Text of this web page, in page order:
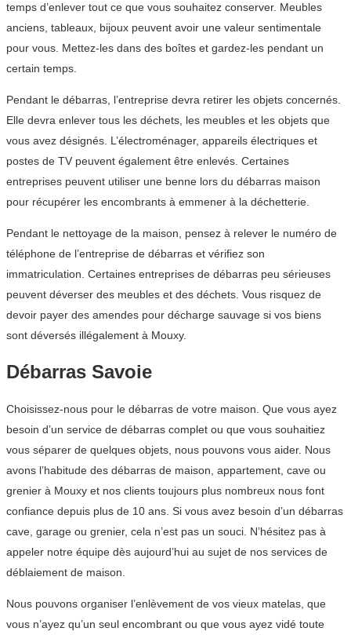
temps d’enlever tout ce que vous souhaitez conserver. Meubles
anciens, tableaux, bijoux peuvent avoir une valeur sentimentale
pour vous. Mettez-les dans des boîtes et gardez-les pendant un
certain temps.
Pendant le débarras, l’entreprise devra retirer les objets concernés.
Elle devra enlever tous les déchets, les meubles et les objets que
vous avez désignés. L’électroménager, appareils électriques et
postes de TV peuvent également être enlevés. Certaines
entreprises peuvent utiliser une benne lors du débarras maison
pour récupérer les encombrants à emmener à la déchetterie.
Pendant le nettoyage de la maison, pensez à relever le numéro de
téléphone de l’entreprise de débarras et vérifiez son
immatriculation. Certaines entreprises de débarras peu sérieuses
peuvent déverser des meubles et des déchets. Vous risquez de
devoir payer des amendes pour décharge sauvage si vos biens
sont déversés illégalement à Mouxy.
Débarras Savoie
Choisissez-nous pour le débarras de votre maison. Que vous ayez
besoin d’un service de débarras complet ou que vous souhaitiez
vous séparer de quelques objets, nous pouvons vous aider. Nous
avons l’habitude des débarras de maison, appartement, cave ou
grenier à Mouxy et nos clients toujours plus nombreux nous font
confiance depuis plus de 10 ans. Si vous avez besoin d’un débarras
cave, garage ou grenier, cela n’est pas un souci. N’hésitez pas à
appeler notre équipe dès aujourd’hui au sujet de nos services de
déblaiement de maison.
Nous pouvons organiser l’enlèvement de vos vieux matelas, que
vous n’ayez qu’un seul encombrant ou que vous ayez vidé toute